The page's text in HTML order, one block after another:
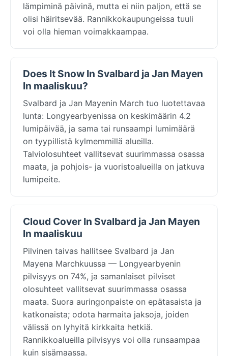
lämpiminä päivinä, mutta ei niin paljon, että se
olisi häiritsevää. Rannikkokaupungeissa tuuli
voi olla hieman voimakkaampaa.
Does It Snow In Svalbard ja Jan Mayen
In maaliskuu?
Svalbard ja Jan Mayenin March tuo luotettavaa
lunta: Longyearbyenissa on keskimäärin 4.2
lumipäivää, ja sama tai runsaampi lumimäärä
on tyypillistä kylmemmillä alueilla.
Talviolosuhteet vallitsevat suurimmassa osassa
maata, ja pohjois- ja vuoristoalueilla on jatkuva
lumipeite.
Cloud Cover In Svalbard ja Jan Mayen
In maaliskuu
Pilvinen taivas hallitsee Svalbard ja Jan
Mayena Marchkuussa — Longyearbyenin
pilvisyys on 74%, ja samanlaiset pilviset
olosuhteet vallitsevat suurimmassa osassa
maata. Suora auringonpaiste on epätasaista ja
katkonaista; odota harmaita jaksoja, joiden
välissä on lyhyitä kirkkaita hetkiä.
Rannikkoalueilla pilvisyys voi olla runsaampaa
kuin sisämaassa.